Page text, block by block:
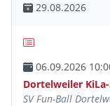
29.08.2026
06.09.2026
Dortelweiler
SV Fun-Ball